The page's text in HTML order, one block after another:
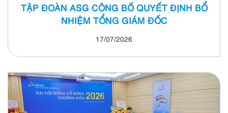
TẬP ĐOÀN ASG CÔNG BỐ QUYẾT ĐỊNH BỔ
NHIỆM TỔNG GIÁM ĐỐC
17/07/2026